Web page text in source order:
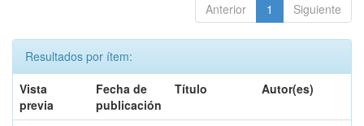
Anterior 1 Siguiente
Resultados por ítem:
Vista
previa
Fecha de
publicación
Título Autor(es)